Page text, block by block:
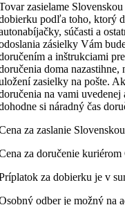
zasielame
podľa toho, ktorý
súčasti a
zásielky Vám
a inštrukciami
doma
zasielky na pošte.
na vami uvedenej
si náradný čas
za zaslanie
za doručenie
za dobierku je v
odber je možný na